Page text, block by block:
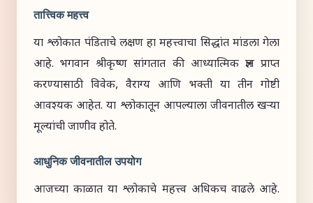
तात्त्विक महत्त्व
या श्लोकात पंडिताचे लक्षण हा महत्त्वाचा सिद्धांत मांडला गेला
आहे. भगवान श्रीकृष्ण सांगतात की आध्यात्मिक ज्ञान प्राप्त
करण्यासाठी विवेक, वैराग्य आणि भक्ती या तीन गोष्टी
आवश्यक आहेत. या श्लोकातून आपल्याला जीवनातील खऱ्या
मूल्यांची जाणीव होते.
आधुनिक जीवनातील उपयोग
आजच्या काळात या श्लोकाचे महत्त्व अधिकच वाढले आहे.